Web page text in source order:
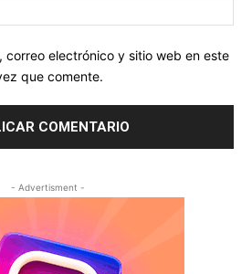
correo electrónico y sitio web en este
que comente.
- Advertisment -